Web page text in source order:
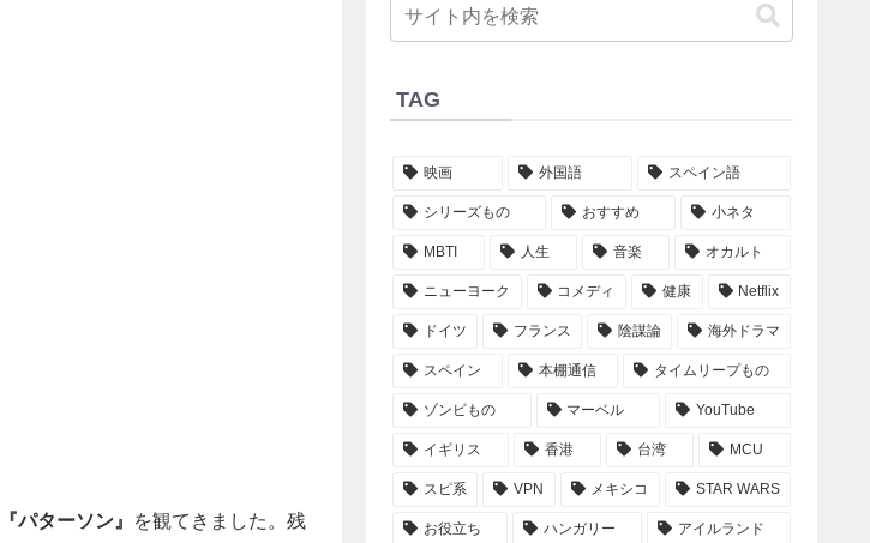
『パターソン』
を観てきました。残
TAG
映画 外国語 スペイン語
シリーズもの おすすめ 小ネタ
MBTI 人生 音楽 オカルト
ニューヨーク コメディ 健康 Netflix
ドイツ フランス 陰謀論 海外ドラマ
スペイン 本棚通信 タイムリープもの
ゾンビもの マーベル YouTube
イギリス 香港 台湾 MCU
スピ系 VPN メキシコ STAR WARS
お役立ち ハンガリー アイルランド